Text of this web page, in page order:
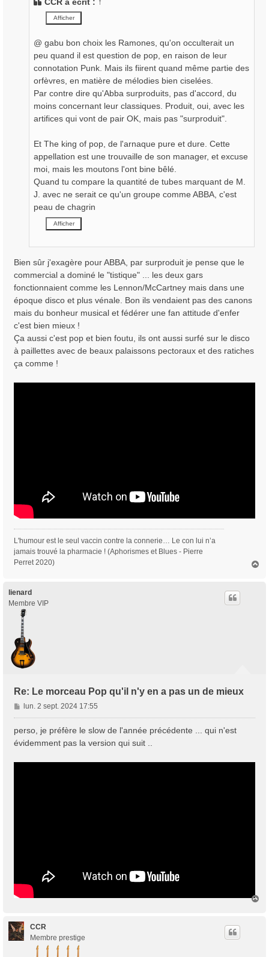
@ gabu bon choix les Ramones, qu'on occulterait un
peu quand il est question de pop, en raison de leur
connotation Punk. Mais ils fiirent quand même partie des
orfèvres, en matière de mélodies bien ciselées.
Par contre dire qu'Abba surproduits, pas d'accord, du
moins concernant leur classiques. Produit, oui, avec les
artifices qui vont de pair OK, mais pas "surproduit".
Et The king of pop, de l'arnaque pure et dure. Cette
appellation est une trouvaille de son manager, et excuse
moi, mais les moutons l'ont bine bêlé.
Quand tu compare la quantité de tubes marquant de M.
J. avec ne serait ce qu'un groupe comme ABBA, c'est
peau de chagrin
Bien sûr j'exagère pour ABBA, par surproduit je pense que le
commercial a dominé le "tistique" ... les deux gars
fonctionnaient comme les Lennon/McCartney mais dans une
époque disco et plus vénale. Bon ils vendaient pas des canons
mais du bonheur musical et fédérer une fan attitude d'enfer
c'est bien mieux !
Ça aussi c'est pop et bien foutu, ils ont aussi surfé sur le disco
à paillettes avec de beaux palaissons pectoraux et des ratiches
ça comme !
L'humour est le seul vaccin contre la connerie… Le con lui n’a
jamais trouvé la pharmacie ! (Aphorismes et Blues - Pierre
Perret 2020)
lienard
Membre VIP
Re: Le morceau Pop qu'il n'y en a pas un de mieux
M
e
a
lun. 2 sept. 2024 17:55
perso, je préfère le slow de l'année précédente ... qui n'est
évidemment pas la version qui suit ..
CCR
Membre prestige